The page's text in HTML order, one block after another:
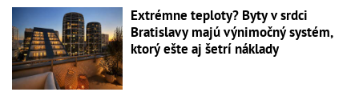
Extrémne teploty? Byty v srdci
Bratislavy majú výnimočný systém,
ktorý ešte aj šetrí náklady